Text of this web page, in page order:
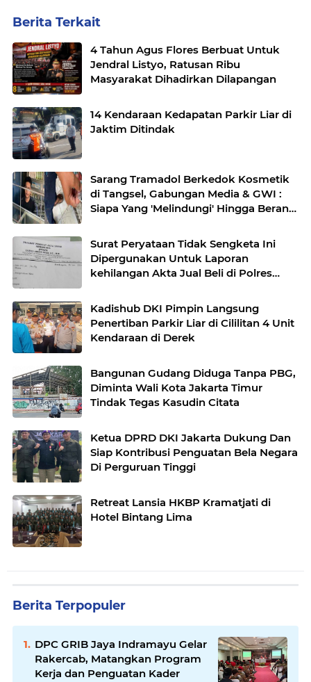
Berita Terkait
4 Tahun Agus Flores Berbuat Untuk
Jendral Listyo, Ratusan Ribu
Masyarakat Dihadirkan Dilapangan
14 Kendaraan Kedapatan Parkir Liar di
Jaktim Ditindak
Sarang Tramadol Berkedok Kosmetik
di Tangsel, Gabungan Media & GWI :
Siapa Yang 'Melindungi' Hingga Berani
Surat Peryataan Tidak Sengketa Ini
Dipergunakan Untuk Laporan
kehilangan Akta Jual Beli di Polres
Kadishub DKI Pimpin Langsung
Penertiban Parkir Liar di Cililitan 4 Unit
Kendaraan di Derek
Bangunan Gudang Diduga Tanpa PBG,
Diminta Wali Kota Jakarta Timur
Tindak Tegas Kasudin Citata
Ketua DPRD DKI Jakarta Dukung Dan
Siap Kontribusi Penguatan Bela Negara
Di Perguruan Tinggi
Retreat Lansia HKBP Kramatjati di
Hotel Bintang Lima
Berita Terpopuler
DPC GRIB Jaya Indramayu Gelar
Rakercab, Matangkan Program
Kerja dan Penguatan Kader